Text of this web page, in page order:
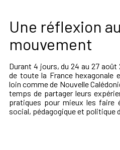
Une réflexion
mouvement
Durant 4 jours, du 24 au 27 août
de toute la France
loin comme de Nouvelle
temps de partager leurs
pratiques pour mieux les faire
social, pédagogique et politique